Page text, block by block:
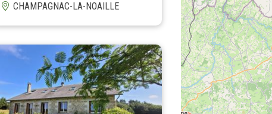
CHAMPAGNAC-LA-NOAILLE